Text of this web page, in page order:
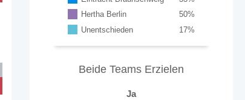
Hertha Berlin
%
50
Unentschieden
%
17
Beide Teams Erzielen
Ja